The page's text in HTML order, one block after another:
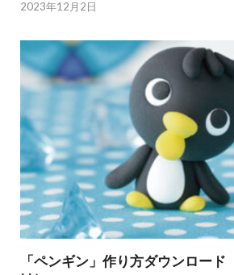
2023年12月2日
「ペンギン」作り方ダウンロード